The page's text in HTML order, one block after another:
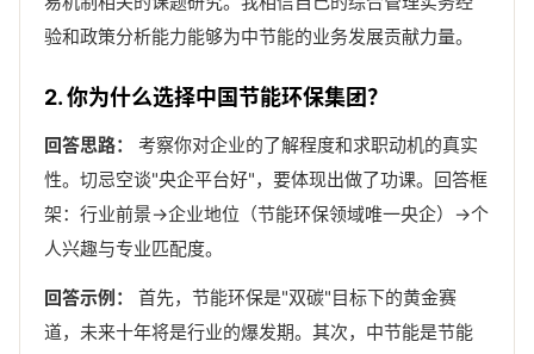
验和政策分析能力能够为中节能的业务发展贡献力量。
2. 你为什么选择中国节能环保集团？
回答思路：
考察你对企业的了解程度和求职动机的真实
性。切忌空谈"央企平台好"，要体现出做了功课。回答框
架：行业前景→企业地位（节能环保领域唯一央企）→个
人兴趣与专业匹配度。
回答示例：
首先，节能环保是"双碳"目标下的黄金赛
道，未来十年将是行业的爆发期。其次，中节能是节能